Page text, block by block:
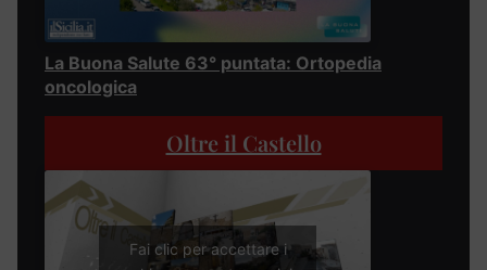
La Buona Salute 63° puntata: Ortopedia
oncologica
Oltre il Castello
Fai clic per accettare i